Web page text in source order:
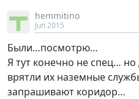
hemmitino
Jun 2015
Были…посмотрю…
Я тут конечно не спец… но
врятли их наземные
запрашивают коридор…